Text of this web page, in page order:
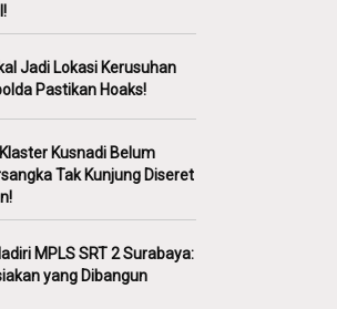
Jadi Lokasi Kerusuhan
Pastikan Hoaks!
Kusnadi Belum
Tak Kunjung Diseret
MPLS SRT 2 Surabaya:
yang Dibangun